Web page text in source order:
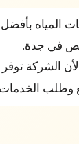
المياه
في جدة.
لأن الشركة
وطلب